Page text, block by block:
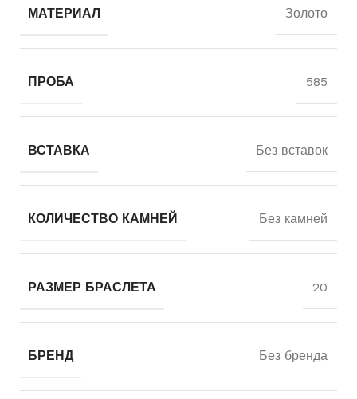
МАТЕРИАЛ Золото
ПРОБА 585
ВСТАВКА Без вставок
КОЛИЧЕСТВО КАМНЕЙ Без камней
РАЗМЕР БРАСЛЕТА 20
БРЕНД Без бренда